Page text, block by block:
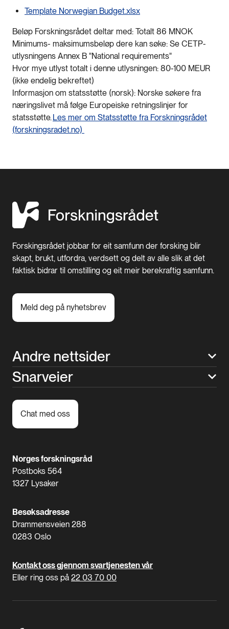
Template Norwegian Budget.xlsx
Beløp Forskningsrådet deltar med: Totalt 86 MNOK
Minimums- maksimumsbeløp dere kan søke: Se CETP-
utlysningens Annex B "National requirements"
Hvor mye utlyst totalt i denne utlysningen: 80-100 MEUR
(ikke endelig bekreftet)
Informasjon om statsstøtte (norsk): Norske søkere fra
næringslivet må følge Europeiske retningslinjer for
statsstøtte. Les mer om Statsstøtte fra Forskningsrådet
(forskningsradet.no)
Forskingsrådet jobbar for eit samfunn der forsking blir
skapt, brukt, utfordra, verdsett og delt av alle slik at det
faktisk bidrar til omstilling og eit meir berekraftig samfunn.
Meld deg på nyhetsbrev
Andre nettsider
Snarveier
Chat med oss
Norges forskningsråd
Postboks 564
1327 Lysaker
Besøksadresse
Drammensveien 288
0283 Oslo
Kontakt oss gjennom svartjenesten vår
Eller ring oss på 22 03 70 00